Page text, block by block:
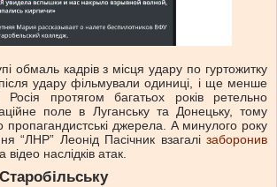
обмаль кадрів з місця удару по гуртожитку
удару фільмували одиниці, і ще менше
протягом багатьох років ретельно
поле в Луганську та Донецьку, тому
джерела. А минулого року
“ЛНР” Леонід Пасічник взагалі заборонив
наслідків атак.